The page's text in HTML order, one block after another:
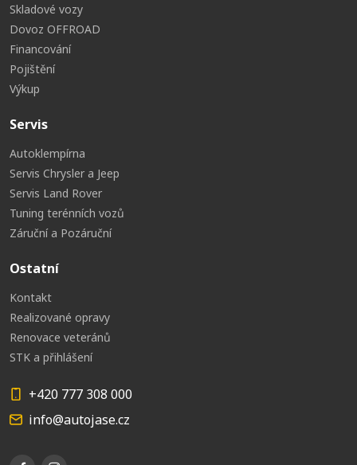
Skladové vozy
Dovoz OFFROAD
Financování
Pojištění
Výkup
Servis
Autoklempírna
Servis Chrysler a Jeep
Servis Land Rover
Tuning terénních vozů
Záruční a Pozáruční
Ostatní
Kontakt
Realizované opravy
Renovace veteránů
STK a přihlášení
+420 777 308 000
info@autojase.cz